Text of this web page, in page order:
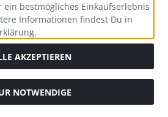
MwSt. zzgl.Versandkosten. Die
bestmögliches Einkaufserlebnis
Informationen findest Du in
AKZEPTIEREN
NOTWENDIGE